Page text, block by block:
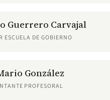
Guerrero Carvajal
ESCUELA DE GOBIERNO
González
PROFESORAL